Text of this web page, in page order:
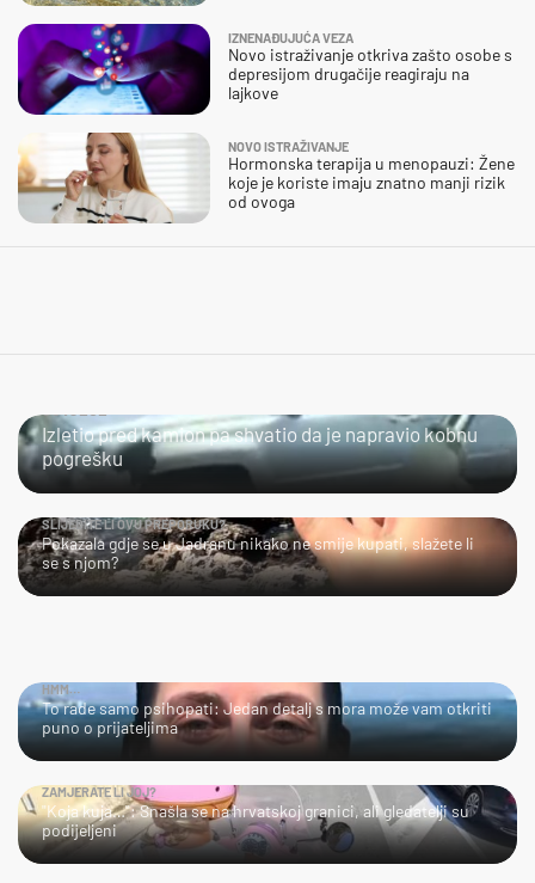
IZNENAĐUJUĆA VEZA
Novo istraživanje otkriva zašto osobe s
depresijom drugačije reagiraju na
lajkove
NOVO ISTRAŽIVANJE
Hormonska terapija u menopauzi: Žene
koje je koriste imaju znatno manji rizik
od ovoga
Izletio pred kamion pa shvatio da je napravio kobnu
pogrešku
SLIJEDITE LI OVU PREPORUKU?
Pokazala gdje se u Jadranu nikako ne smije kupati, slažete li
se s njom?
HMM…
To rade samo psihopati: Jedan detalj s mora može vam otkriti
puno o prijateljima
ZAMJERATE LI JOJ?
"Koja kuja…": Snašla se na hrvatskoj granici, ali gledatelji su
podijeljeni